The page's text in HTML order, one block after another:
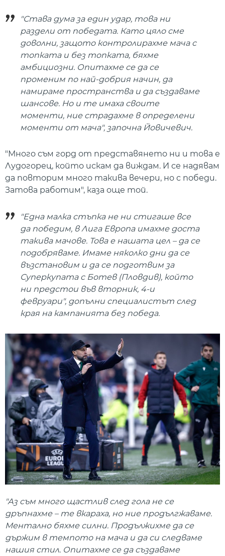
"Става дума за един удар, това ни
раздели от победата. Като цяло сме
доволни, защото контролирахме мача с
топката и без топката, бяхме
амбициозни. Опитахме се да се
променим по най-добрия начин, да
намираме пространства и да създаваме
шансове. Но и те имаха своите
моменти, ние страдахме в определени
моменти от мача", започна Йовичевич.
"Много съм горд от представянето ни и това е
Лудогорец, който искам да виждам. И се надявам
да повторим много такива вечери, но с победи.
Затова работим", каза още той.
"Една малка стъпка не ни стигаше все
да победим, в Лига Европа имахме доста
такива мачове. Това е нашата цел – да се
подобряваме. Имаме няколко дни да се
възстановим и да се подготвим за
Суперкупата с Ботев (Пловдив), който
ни предстои във вторник, 4-и
февруари", допълни специалистът след
края на кампанията без победа.
"Аз съм много щастлив след гола не се
дръпнахме – те вкараха, но ние продългжаваме.
Ментално бяхме силни. Продължихме да се
държим в темпото на мача и да си следваме
нашия стил. Опитахме се да създаваме